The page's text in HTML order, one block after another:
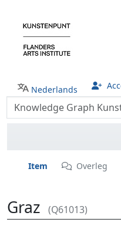
Nederlands
Item Overleg
Graz (Q61013)